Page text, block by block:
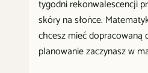
tygodni rekonwalescencji
skóry na słońce.
chcesz mieć dopracowaną
planowanie zaczynasz w